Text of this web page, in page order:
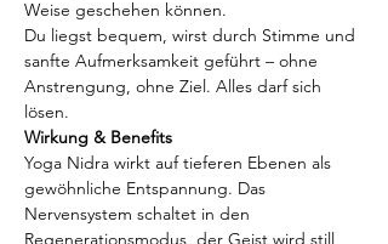
Weise geschehen können.
Du liegst bequem, wirst durch Stimme und
sanfte Aufmerksamkeit geführt – ohne
Anstrengung, ohne Ziel. Alles darf sich
lösen.
Wirkung & Benefits
Yoga Nidra wirkt auf tieferen Ebenen als
gewöhnliche Entspannung. Das
Nervensystem schaltet in den